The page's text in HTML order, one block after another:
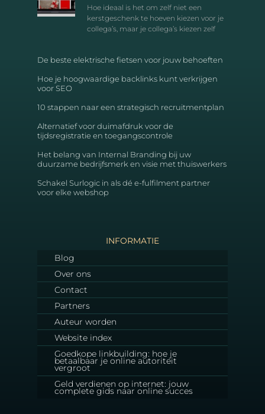
Hoe ideaal is het om zelf niet een
kerstgeschenk te hoeven kiezen voor je
collega’s, maar je collega’s kiezen zelf
De beste elektrische fietsen voor jouw behoeften
Hoe je hoogwaardige backlinks kunt verkrijgen
voor SEO
10 stappen naar een strategisch recruitmentplan
Alternatief voor duimafdruk voor de
tijdsregistratie en toegangscontrole
Het belang van Internal Branding bij uw
duurzame bedrijfsmerk en visie met thuiswerkers
Schakel Surlogic in als dé e-fulfilment partner
voor elke webshop
INFORMATIE
Blog
Over ons
Contact
Partners
Auteur worden
Website index
Goedkope linkbuilding: hoe je
betaalbaar je online autoriteit
vergroot
Geld verdienen op internet: jouw
complete gids naar online succes